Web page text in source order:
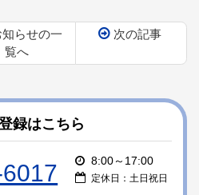
知らせの一
覧へ
次の記事
録はこちら
8:00～17:00
定休日：土日祝日